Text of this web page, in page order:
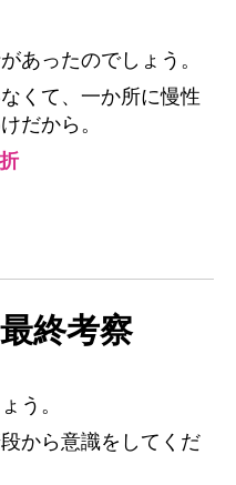
あったのでしょう。
くて、一か所に慢性
だから。
終考察
う。
から意識をしてくだ